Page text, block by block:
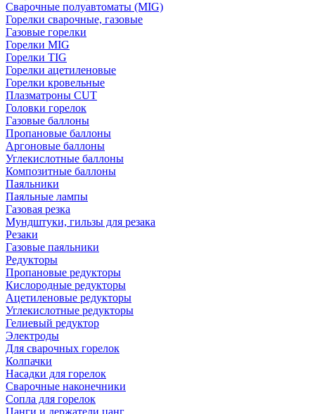
Сварочные полуавтоматы (MIG)
Горелки сварочные, газовые
Газовые горелки
Горелки MIG
Горелки TIG
Горелки ацетиленовые
Горелки кровельные
Плазматроны CUT
Головки горелок
Газовые баллоны
Пропановые баллоны
Аргоновые баллоны
Углекислотные баллоны
Композитные баллоны
Паяльники
Паяльные лампы
Газовая резка
Мундштуки, гильзы для резака
Резаки
Газовые паяльники
Редукторы
Пропановые редукторы
Кислородные редукторы
Ацетиленовые редукторы
Углекислотные редукторы
Гелиевый редуктор
Электроды
Для сварочных горелок
Колпачки
Насадки для горелок
Сварочные наконечники
Сопла для горелок
Цанги и держатели цанг